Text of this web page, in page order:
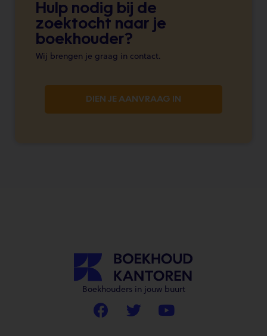
Hulp nodig bij de
zoektocht naar je
boekhouder?
Wij brengen je graag in contact.
DIEN JE AANVRAAG IN
Boekhouders in jouw buurt